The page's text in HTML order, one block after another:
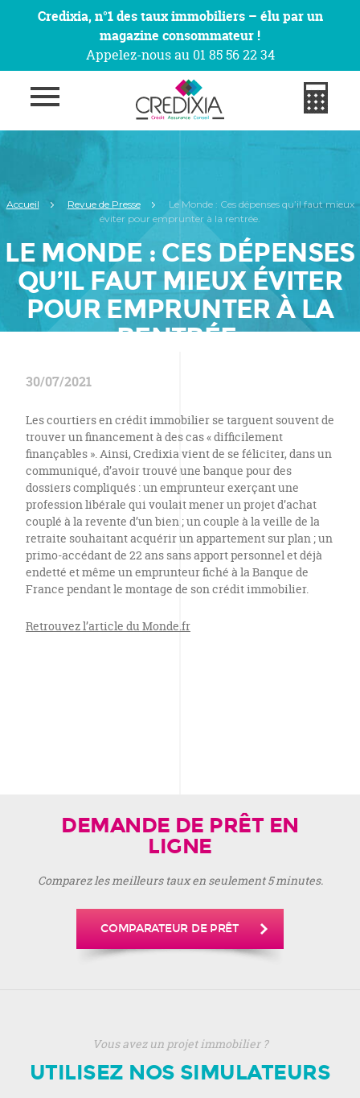
Credixia, n°1 des taux immobiliers – élu par un
magazine consommateur !
Appelez-nous au 01 85 56 22 34
Accueil Revue de Presse
Le Monde : Ces dépenses qu’il faut mieux
éviter pour emprunter à la rentrée.
LE MONDE : CES DÉPENSES
QU’IL FAUT MIEUX ÉVITER
POUR EMPRUNTER À LA
RENTRÉE.
30/07/2021
Les courtiers en crédit immobilier se targuent souvent de
trouver un financement à des cas « difficilement
finançables ». Ainsi, Credixia vient de se féliciter, dans un
communiqué, d’avoir trouvé une banque pour des
dossiers compliqués : un emprunteur exerçant une
profession libérale qui voulait mener un projet d’achat
couplé à la revente d’un bien ; un couple à la veille de la
retraite souhaitant acquérir un appartement sur plan ; un
primo-accédant de 22 ans sans apport personnel et déjà
endetté et même un emprunteur fiché à la Banque de
France pendant le montage de son crédit immobilier.
Retrouvez l’article du Monde.fr
DEMANDE DE PRÊT EN
LIGNE
Comparez les meilleurs taux en seulement 5 minutes.
COMPARATEUR DE PRÊT
Vous avez un projet immobilier ?
UTILISEZ NOS SIMULATEURS